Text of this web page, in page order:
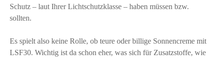
Schutz – laut Ihrer Lichtschutzklasse – haben müssen bzw.
sollten.
Es spielt also keine Rolle, ob teure oder billige Sonnencreme mit
LSF30. Wichtig ist da schon eher, was sich für Zusatzstoffe, wie